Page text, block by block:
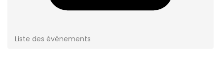
Liste des évènements